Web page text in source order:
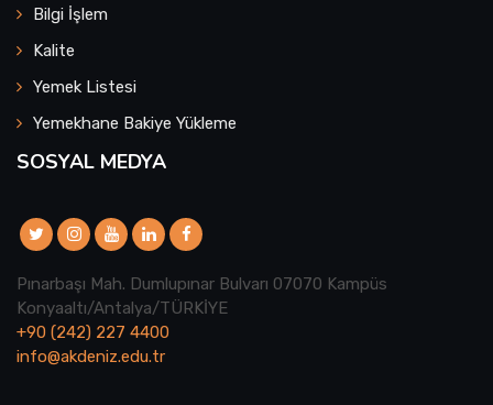
Bilgi İşlem
Kalite
Yemek Listesi
Yemekhane Bakiye Yükleme
SOSYAL MEDYA
Pınarbaşı Mah. Dumlupınar Bulvarı 07070 Kampüs
Konyaaltı/Antalya/TÜRKİYE
+90 (242) 227 4400
info@akdeniz.edu.tr